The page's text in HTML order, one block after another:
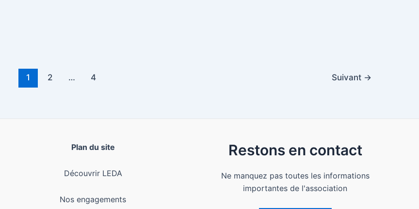
1 2 … 4 Suivant →
Plan du site
Découvrir LEDA
Nos engagements
Restons en contact
Ne manquez pas toutes les informations
importantes de l'association